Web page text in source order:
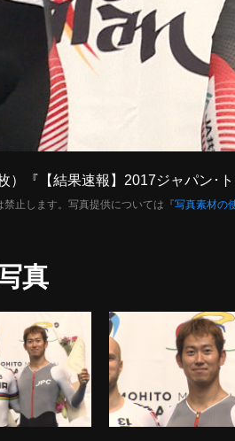
）『【結果速報】2017ジャパン･
止します。写真提供については『写真素材の
真